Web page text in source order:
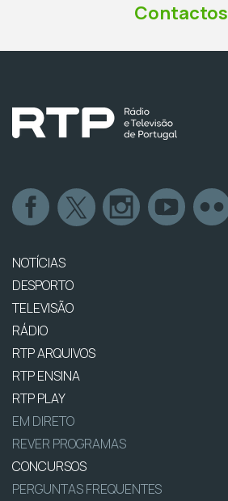
Contactos
NOTÍCIAS
DESPORTO
TELEVISÃO
RÁDIO
RTP ARQUIVOS
RTP ENSINA
RTP PLAY
EM DIRETO
REVER PROGRAMAS
CONCURSOS
PERGUNTAS FREQUENTES